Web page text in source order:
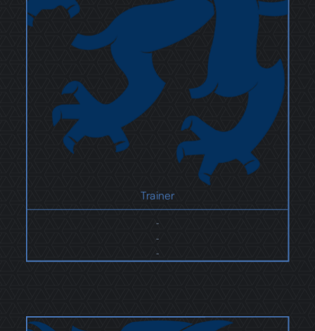
Trainer
-
-
-